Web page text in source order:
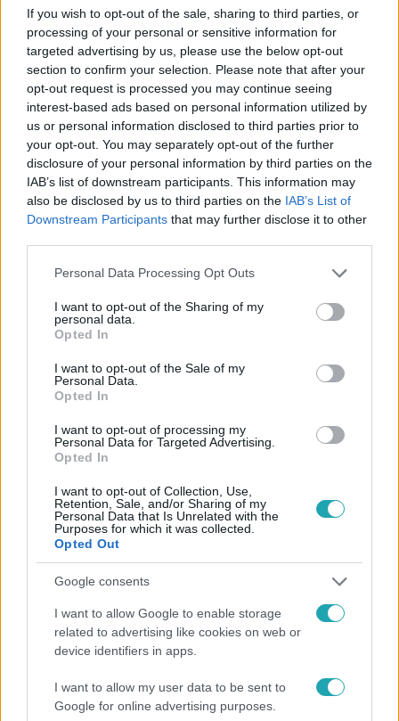
If you wish to opt-out of the sale, sharing to third parties, or
processing of your personal or sensitive information for
targeted advertising by us, please use the below opt-out
section to confirm your selection. Please note that after your
opt-out request is processed you may continue seeing
interest-based ads based on personal information utilized by
us or personal information disclosed to third parties prior to
your opt-out. You may separately opt-out of the further
disclosure of your personal information by third parties on the
IAB’s list of downstream participants. This information may
also be disclosed by us to third parties on the IAB’s List of
Downstream Participants that may further disclose it to other
Please note that this website/app uses one or more Google
not limited to your visit or usage behaviour. You may click to
grant or deny consent to Google and its third-party tags to
use your data for below specified purposes in below Google
consent section.
Personal Data Processing Opt Outs
I want to opt-out of the Sharing of my
personal data.
Opted In
I want to opt-out of the Sale of my
Personal Data.
Opted In
I want to opt-out of processing my
Personal Data for Targeted Advertising.
Opted In
I want to opt-out of Collection, Use,
Retention, Sale, and/or Sharing of my
Personal Data that Is Unrelated with the
Purposes for which it was collected.
Opted Out
Google consents
I want to allow Google to enable storage
related to advertising like cookies on web or
device identifiers in apps.
I want to allow my user data to be sent to
Google for online advertising purposes.
legyen a Google-találatokban!
Kövess minket, és értesülj a friss hírekről a
Facebookon is!
Követem
HÍRADÓ #VIDEÓ #ADÁSRÉSZLETEK BELFÖLD
POLITIKA
CSALÁS #HIVATALI VISSZAÉLÉS
ZSEBSZERZŐDÉS #TERMŐFÖLD
Népszerű